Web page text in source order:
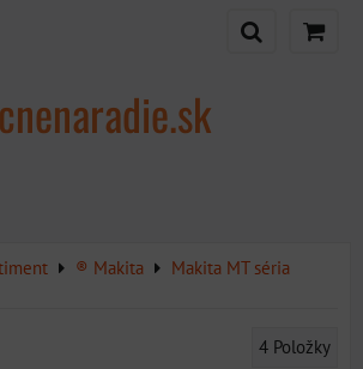
® Makita
Makita MT séria
4 Položky